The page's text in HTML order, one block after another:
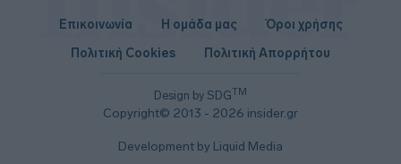
Design by SDGTM
Copyright© 2013 - 2026 insider.gr
Επικοινωνία Η ομάδα μας
Όροι χρήσης
Πολιτική Cookies
Πολιτική Απορρήτου
Development by Liquid Media